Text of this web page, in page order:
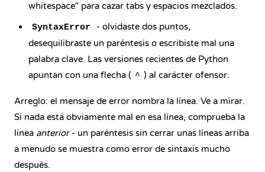
whitespace" para cazar tabs y espacios mezclados.
SyntaxError
- olvidaste dos puntos,
desequilibraste un paréntesis o escribiste mal una
palabra clave. Las versiones recientes de Python
apuntan con una flecha ( ^ ) al carácter ofensor.
Arreglo: el mensaje de error nombra la línea. Ve a mirar.
Si nada está obviamente mal en esa línea, comprueba la
línea anterior- un paréntesis sin cerrar unas líneas arriba
a menudo se muestra como error de sintaxis mucho
después.